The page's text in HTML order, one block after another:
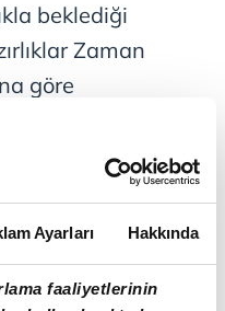
Ayarları Hakkında
faaliyetlerinin
beklediği
Zaman
göre
önemi
değeri
YEMEK"